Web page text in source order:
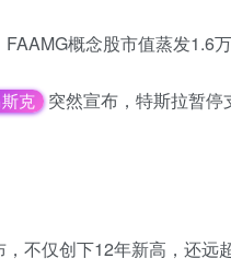
概念股市值蒸发1.6
克 突然宣布，特斯拉暂停
不仅创下12年新高，还远